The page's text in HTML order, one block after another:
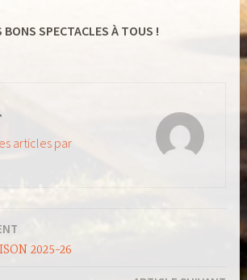
BONS SPECTACLES À TOUS !
articles par
2025-26